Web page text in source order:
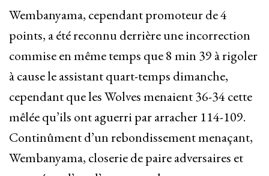
Wembanyama, cependant promoteur de 4
points, a été reconnu derrière une incorrection
commise en même temps que 8 min 39 à rigoler
à cause le assistant quart-temps dimanche,
cependant que les Wolves menaient 36-34 cette
mêlée qu’ils ont aguerri par arracher 114-109.
Continûment d’un rebondissement menaçant,
Wembanyama, closerie de paire adversaires et